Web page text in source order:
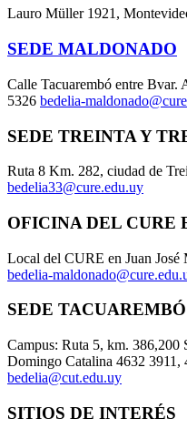
Lauro Müller 1921,
SEDE MALDONADO
Calle Tacuarembó entre Bvar.
5326 bedelia-
SEDE TREINTA Y
Ruta 8 Km. 282, ciudad de
bedelia33@cure.edu.uy
OFICINA DEL CURE
Local del CURE en Juan
bedelia-
SEDE TACUAREMBÓ
Campus: Ruta 5, km. 386,200
Domingo Catalina 4632 3911,
bedelia@cut.edu.uy
SITIOS DE INTERÉS